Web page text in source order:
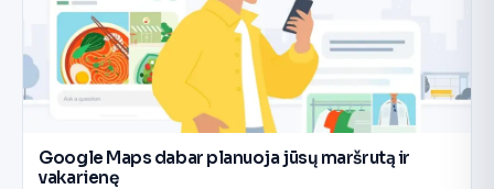
Google Maps dabar planuoja jūsų maršrutą ir
vakarienę